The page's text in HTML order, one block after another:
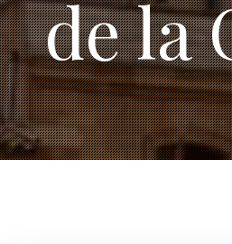
de la